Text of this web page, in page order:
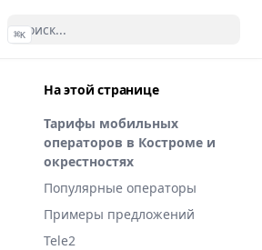
⌘K
На этой странице
Тарифы мобильных
операторов в Костроме и
окрестностях
Популярные операторы
Примеры предложений
Tele2